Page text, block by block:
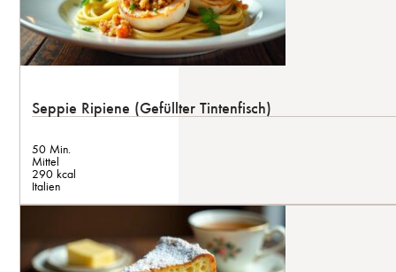
Seppie Ripiene (Gefüllter Tintenfisch)
50 Min.
Mittel
290 kcal
Italien